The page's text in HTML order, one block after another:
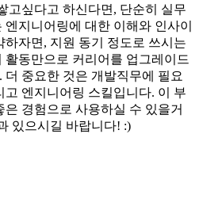
고싶다고 하신다면, 단순히 실무
지니어링에 대한 이해와 인사이
하자면, 지원 동기 정도로 쓰시는
활동만으로 커리어를 업그레이드
중요한 것은 개발직무에 필요
고 엔지니어링 스킬입니다. 이 부
은 경험으로 사용하실 수 있을거
있으시길 바랍니다! :)